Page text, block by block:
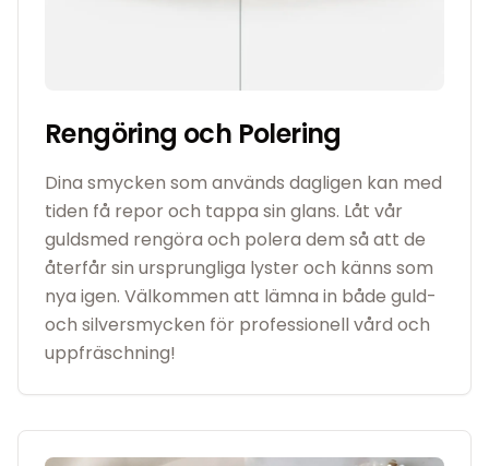
Rengöring och Polering
Dina smycken som används dagligen kan med
tiden få repor och tappa sin glans. Låt vår
guldsmed rengöra och polera dem så att de
återfår sin ursprungliga lyster och känns som
nya igen. Välkommen att lämna in både guld-
och silversmycken för professionell vård och
uppfräschning!